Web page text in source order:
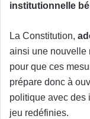
institutionnelle
La Constitution,
ainsi une nouvelle
pour que ces
prépare donc à
politique avec des
jeu redéfinies.